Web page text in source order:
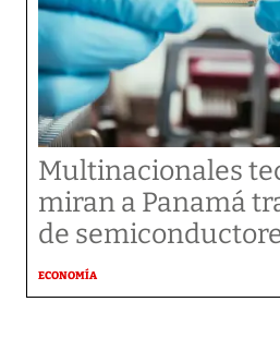
Multinacionales
miran a Panamá
de
ECONOMÍA